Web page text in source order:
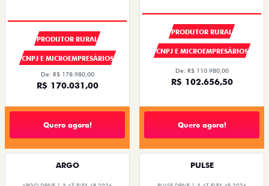
PRODUTOR RURAL
CNPJ E MICROEMPRESÁRIOS
De: R$ 178.980,00
R$ 170.031,00
Quero agora!
PRODUTOR RURAL
CNPJ E MICROEMPRESÁRIOS
De: R$ 110.980,00
R$ 102.656,50
Quero agora!
ARGO PULSE